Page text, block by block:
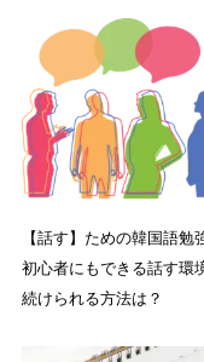
【話す】ための韓国語勉
初心者にもできる話す環
続けられる方法は？